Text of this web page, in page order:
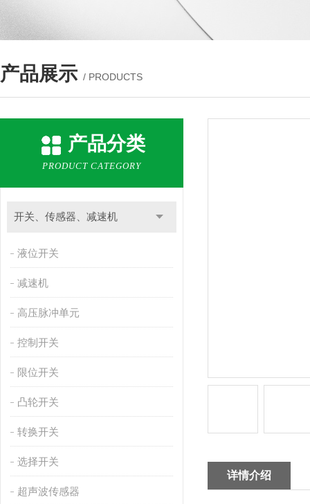
产品展示 / PRODUCTS
产品分类
PRODUCT CATEGORY
开关、传感器、减速机
液位开关
减速机
高压脉冲单元
控制开关
限位开关
凸轮开关
转换开关
选择开关
超声波传感器
详情介绍